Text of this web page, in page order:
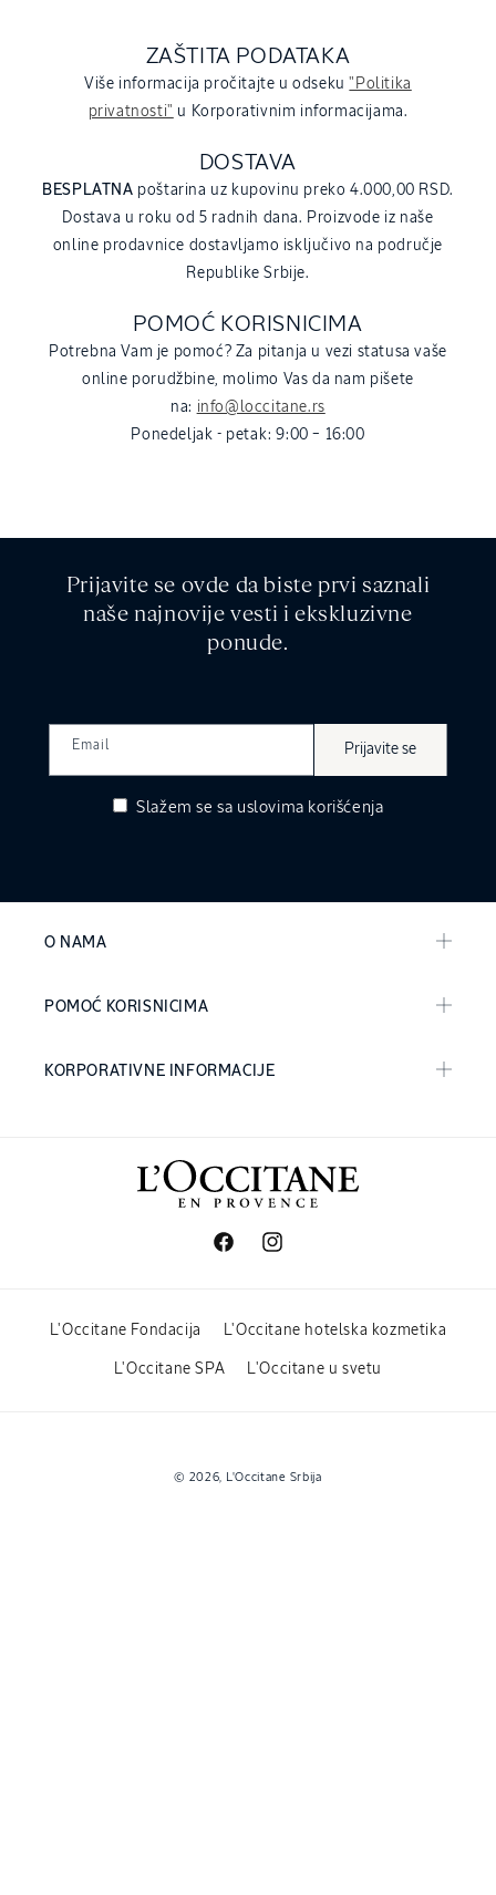
ZAŠTITA PODATAKA
Više informacija pročitajte u odseku"Politika
privatnosti" u Korporativnim informacijama.
DOSTAVA
BESPLATNA poštarina uz kupovinu preko 4.000,00 RSD.
Dostava u roku od 5 radnih dana. Proizvode iz naše
online prodavnice dostavljamo isključivo na područje
Republike Srbije.
POMOĆ KORISNICIMA
Potrebna Vam je pomoć? Za pitanja u vezi statusa vaše
online porudžbine, molimo Vas da nam pišete
na: info@loccitane.rs
Ponedeljak - petak: 9:00 – 16:00
Prijavite se ovde da biste prvi saznali
naše najnovije vesti i ekskluzivne
ponude.
Email Prijavite se
Slažem se sa uslovima korišćenja
O NAMA
POMOĆ KORISNICIMA
KORPORATIVNE INFORMACIJE
FacebookInstagram
L'Occitane Fondacija L'Occitane hotelska kozmetika
L'Occitane SPA L'Occitane u svetu
© 2026, L'Occitane Srbija